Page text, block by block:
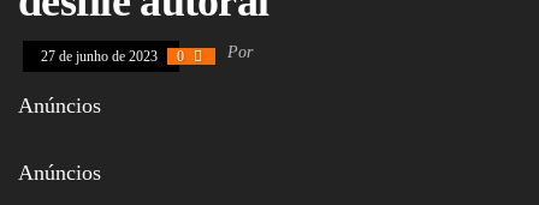
27 de junho de 2023 0 Por
Anúncios
Anúncios